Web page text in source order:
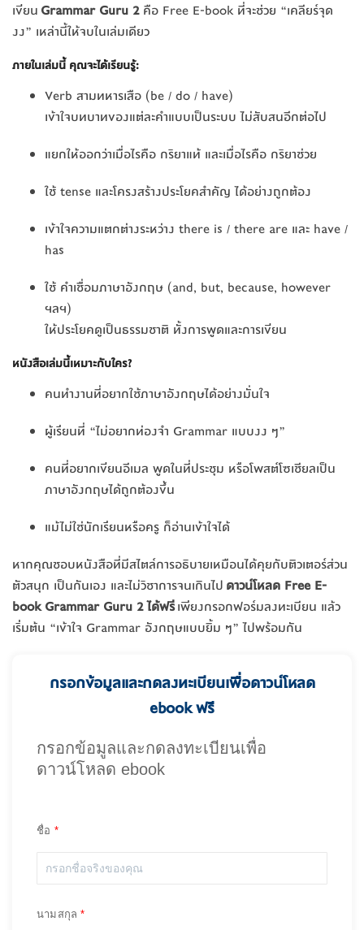
เขียน Grammar Guru 2คือ Free E-book ที่จะช่วย “เคลียร์จุด
งง” เหล่านี้ให้จบในเล่มเดียว
ภายในเล่มนี้ คุณจะได้เรียนรู้:
Verb สามทหารเสือ (be / do / have)
เข้าใจบทบาทของแต่ละคำแบบเป็นระบบ ไม่สับสนอีกต่อไป
แยกให้ออกว่าเมื่อไรคือ กริยาแท้ และเมื่อไรคือ กริยาช่วย
ใช้ tense และโครงสร้างประโยคสำคัญ ได้อย่างถูกต้อง
เข้าใจความแตกต่างระหว่าง there is / there are และ have /
has
ใช้ คำเชื่อมภาษาอังกฤษ (and, but, because, however
ฯลฯ)
ให้ประโยคดูเป็นธรรมชาติ ทั้งการพูดและการเขียน
หนังสือเล่มนี้เหมาะกับใคร?
คนทำงานที่อยากใช้ภาษาอังกฤษได้อย่างมั่นใจ
ผู้เรียนที่ “ไม่อยากท่องจำ Grammar แบบงง ๆ”
คนที่อยากเขียนอีเมล พูดในที่ประชุม หรือโพสต์โซเชียลเป็น
ภาษาอังกฤษได้ถูกต้องขึ้น
แม้ไม่ใช่นักเรียนหรือครู ก็อ่านเข้าใจได้
หากคุณชอบหนังสือที่มีสไตล์การอธิบายเหมือนได้คุยกับติวเตอร์ส่วน
ตัวสนุก เป็นกันเอง และไม่วิชาการจนเกินไป ดาวน์โหลด Free E-
book Grammar Guru 2 ได้ฟรีเพียงกรอกฟอร์มลงทะเบียน แล้ว
เริ่มต้น “เข้าใจ Grammar อังกฤษแบบยิ้ม ๆ” ไปพร้อมกัน
กรอกข้อมูลและกดลงทะเบียนเพื่อดาวน์โหลด
ebook ฟรี
กรอกข้อมูลและกดลงทะเบียนเพื่อ
ดาวน์โหลด ebook
ชื่อ
นามสกุล